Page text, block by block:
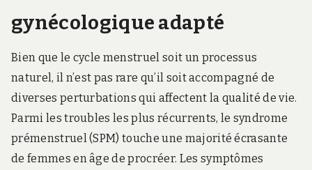
gynécologique adapté
Bien que le cycle menstruel soit un processus
naturel, il n’est pas rare qu’il soit accompagné de
diverses perturbations qui affectent la qualité de vie.
Parmi les troubles les plus récurrents, le syndrome
prémenstruel (SPM) touche une majorité écrasante
de femmes en âge de procréer. Les symptômes